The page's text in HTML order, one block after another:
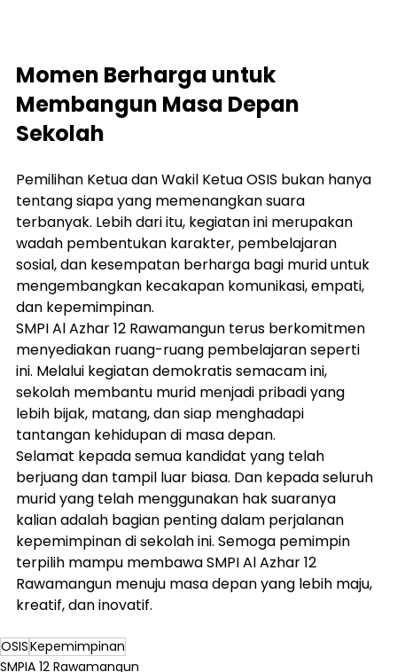
Momen Berharga untuk
Membangun Masa Depan
Sekolah
Pemilihan Ketua dan Wakil Ketua OSIS bukan hanya
tentang siapa yang memenangkan suara
terbanyak. Lebih dari itu, kegiatan ini merupakan
wadah pembentukan karakter, pembelajaran
sosial, dan kesempatan berharga bagi murid untuk
mengembangkan kecakapan komunikasi, empati,
dan kepemimpinan.
SMPI Al Azhar 12 Rawamangun terus berkomitmen
menyediakan ruang-ruang pembelajaran seperti
ini. Melalui kegiatan demokratis semacam ini,
sekolah membantu murid menjadi pribadi yang
lebih bijak, matang, dan siap menghadapi
tantangan kehidupan di masa depan.
Selamat kepada semua kandidat yang telah
berjuang dan tampil luar biasa. Dan kepada seluruh
murid yang telah menggunakan hak suaranya
kalian adalah bagian penting dalam perjalanan
kepemimpinan di sekolah ini. Semoga pemimpin
terpilih mampu membawa SMPI Al Azhar 12
Rawamangun menuju masa depan yang lebih maju,
kreatif, dan inovatif.
OSISKepemimpinan
SMPIA 12 Rawamangun